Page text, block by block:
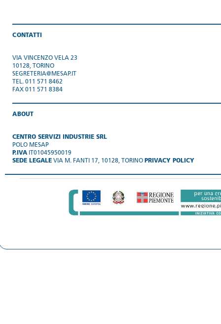
CONTATTI
VIA VINCENZO VELA 23
10128, TORINO
SEGRETERIA@MESAP.IT
TEL. 011 571 8462
FAX 011 571 8384
ABOUT
CENTRO SERVIZI INDUSTRIE SRL
POLO MESAP
P.IVA IT01045950019
SEDE LEGALE VIA M. FANTI 17, 10128, TORINO PRIVACY POLICY